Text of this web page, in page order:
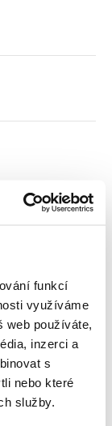
funkcí
využíváme
web používáte,
inzerci a
s
nebo které
služby.